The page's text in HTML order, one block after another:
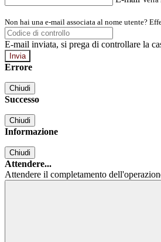
Non hai una e-mail associata al nome utente?
E-mail inviata, si prega di controllare la
Errore
Chiudi
Successo
Chiudi
Informazione
Chiudi
Attendere...
Attendere il completamento